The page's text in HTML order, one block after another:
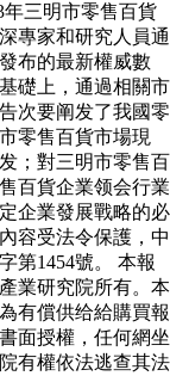
年三明市零售百貨
專家和研究人員通
布的最新權威數
礎上，通過相關市
次要阐发了我國零
零售百貨市場現
；對三明市零售百
百貨企業领会行業
企業發展戰略的必
容受法令保護，中
第1454號。 本報
業研究院所有。本
有償供给給購買報
面授權，任何網坐
有權依法逃查其法